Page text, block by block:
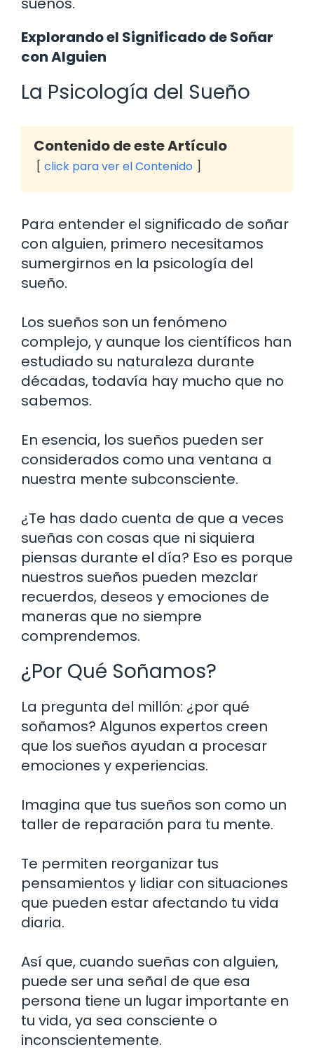
Explorando el Significado de Soñar
con Alguien
La Psicología del Sueño
Contenido de este Artículo
click para ver el Contenido
Para entender el significado de soñar
con alguien, primero necesitamos
sumergirnos en la psicología del
sueño.
Los sueños son un fenómeno
complejo, y aunque los científicos han
estudiado su naturaleza durante
décadas, todavía hay mucho que no
sabemos.
En esencia, los sueños pueden ser
considerados como una ventana a
nuestra mente subconsciente.
¿Te has dado cuenta de que a veces
sueñas con cosas que ni siquiera
piensas durante el día? Eso es porque
nuestros sueños pueden mezclar
recuerdos, deseos y emociones de
maneras que no siempre
comprendemos.
¿Por Qué Soñamos?
La pregunta del millón: ¿por qué
soñamos? Algunos expertos creen
que los sueños ayudan a procesar
emociones y experiencias.
Imagina que tus sueños son como un
taller de reparación para tu mente.
Te permiten reorganizar tus
pensamientos y lidiar con situaciones
que pueden estar afectando tu vida
diaria.
Así que, cuando sueñas con alguien,
puede ser una señal de que esa
persona tiene un lugar importante en
tu vida, ya sea consciente o
inconscientemente.